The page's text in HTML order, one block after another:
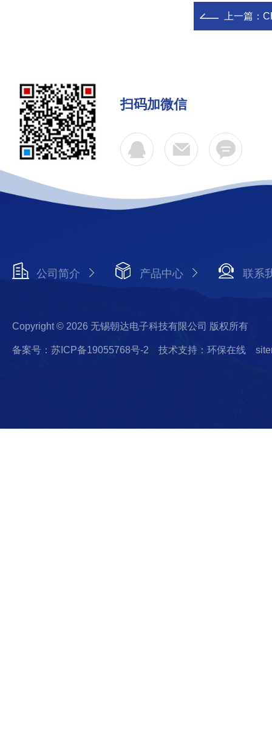
上一篇：
扫码加微信
公司简介 产品中心 联系
Copyright © 2026 无锡朝达电子科技有限公司 版权所有
备案号：苏ICP备19055768号-2 技术支持：环保在线